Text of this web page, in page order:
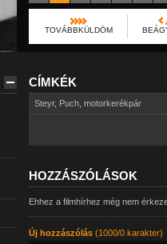
TOVÁBBKÜLDÖM
CÍMKÉK
Steyr, Puch, motorkerékpár
HOZZÁSZÓLÁSOK
Ehhez a filmhírhez még nem
Új hozzászólás(1000/0 karakter)